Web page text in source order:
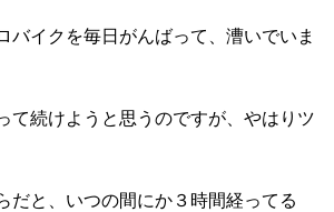
バイクを毎日がんばって、漕いでいま
て続けようと思うのですが、やはりツ
だと、いつの間にか３時間経ってる